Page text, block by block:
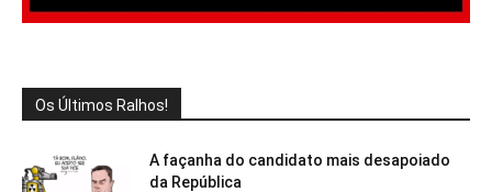
Os Últimos Ralhos!
A façanha do candidato mais desapoiado
da República